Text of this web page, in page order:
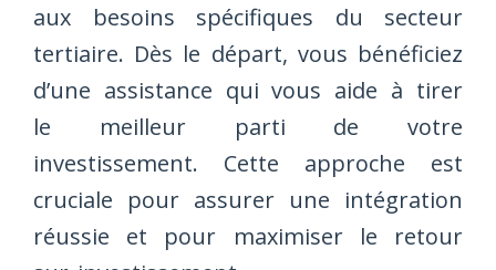
aux besoins spécifiques du secteur
tertiaire. Dès le départ, vous bénéficiez
d’une assistance qui vous aide à tirer
le meilleur parti de votre
investissement. Cette approche est
cruciale pour assurer une intégration
réussie et pour maximiser le retour